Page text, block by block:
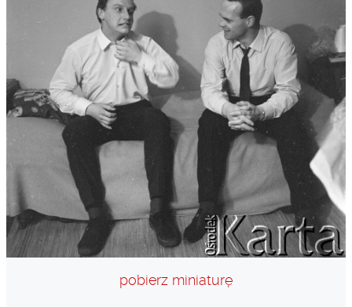
pobierz miniaturę